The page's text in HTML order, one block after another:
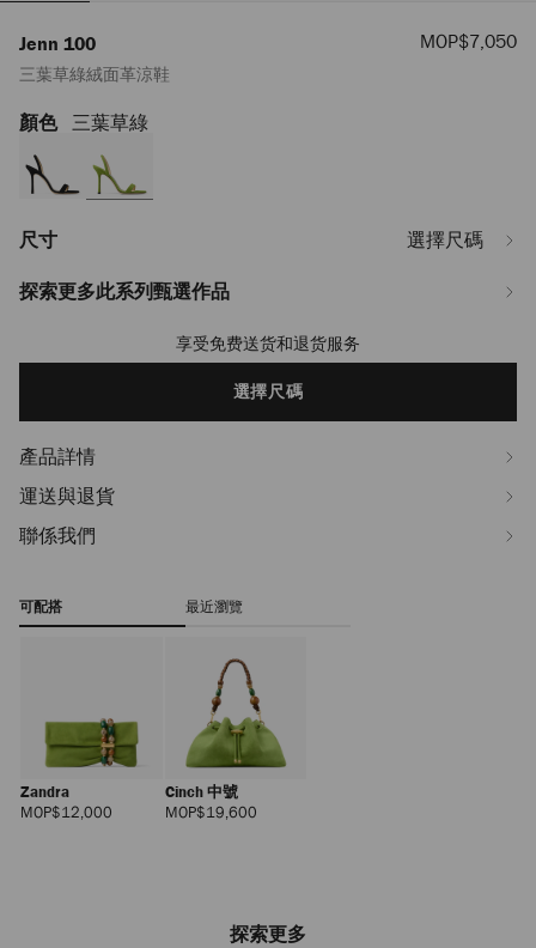
Jenn 100
三葉草綠絨面革涼鞋
優
MOP$7,050
https://www.jimmychoo.com/mo/hy_MO/%E5%A5%B3%E5%A3%AB/
JENN100SUE072388.html
顏色 三葉草綠
探索更多此系列甄選作品
尺寸 選擇尺碼
to
享受免费送货和退货服务
選擇尺碼
產品詳情
運送與退貨
聯係我們
可配搭 最近瀏覽
Zandra
MOP$12,000
Cinch 中號
MOP$19,600正
探索更多